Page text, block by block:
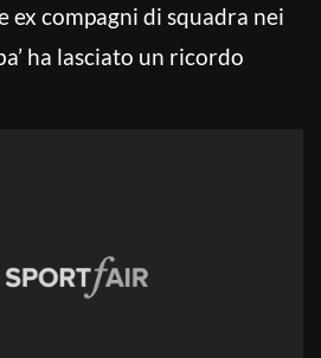
ex compagni di squadra nei
ha lasciato un ricordo